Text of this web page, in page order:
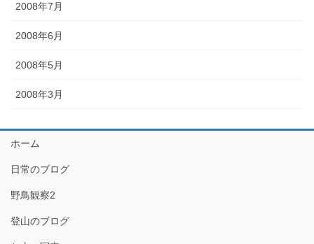
2008年7月
2008年6月
2008年5月
2008年3月
ホーム
日常のブログ
野鳥観察2
登山のブログ